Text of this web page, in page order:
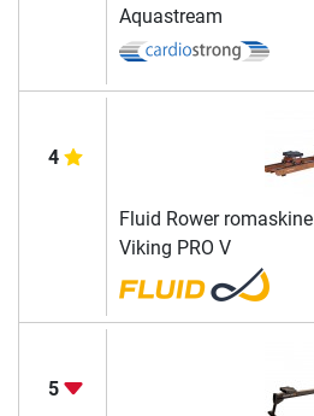
Aquastream
4
Fluid Rower romaskine
Viking PRO V
5